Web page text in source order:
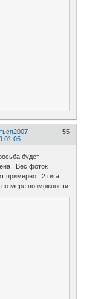
55
2007-
будет
Вес фоток
примерно 2 гига.
мере возможности